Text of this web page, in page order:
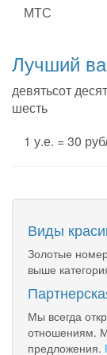
МТС
Лучший
девятьсот
шесть
1 у.е. = 30
Виды
Золотые
выше
Мы всегда
отношениям.
предложения.